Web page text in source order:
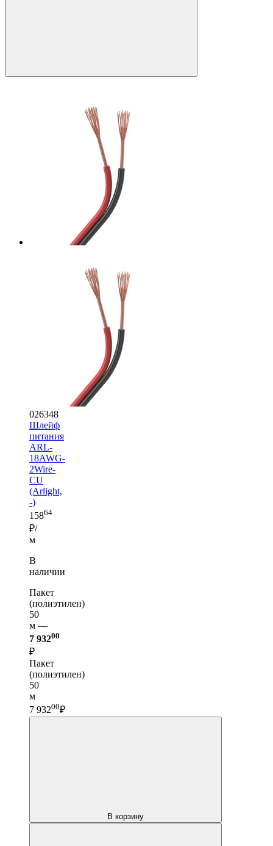
026348
Шлейф
питания
ARL-
18AWG-
2Wire-
CU
(Arlight,
-)
15864
₽/
м
В
наличии
Пакет
(полиэтилен)
50
м —
7 93200
₽
Пакет
(полиэтилен)
50
м
7 93200₽
В корзину